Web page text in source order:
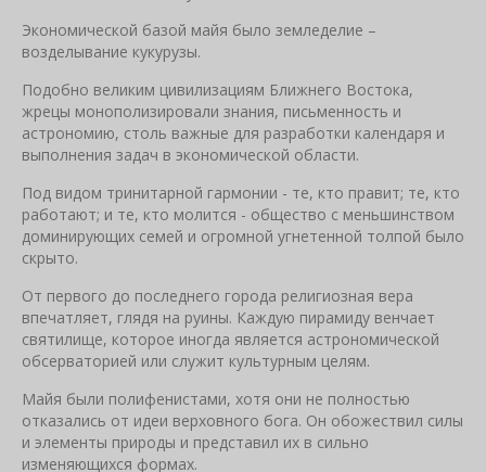
Экономической базой майя было земледелие –
возделывание кукурузы.
Подобно великим цивилизациям Ближнего Востока,
жрецы монополизировали знания, письменность и
астрономию, столь важные для разработки календаря и
выполнения задач в экономической области.
Под видом тринитарной гармонии - те, кто правит; те, кто
работают; и те, кто молится - общество с меньшинством
доминирующих семей и огромной угнетенной толпой было
скрыто.
От первого до последнего города религиозная вера
впечатляет, глядя на руины. Каждую пирамиду венчает
святилище, которое иногда является астрономической
обсерваторией или служит культурным целям.
Майя были полифенистами, хотя они не полностью
отказались от идеи верховного бога. Он обожествил силы
и элементы природы и представил их в сильно
изменяющихся формах.